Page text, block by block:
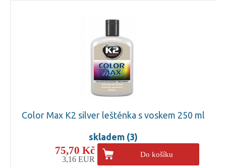
Color Max K2 silver leštěnka s voskem 250 ml
skladem (3)
75,70 Kč
3,16 EUR
Do košíku